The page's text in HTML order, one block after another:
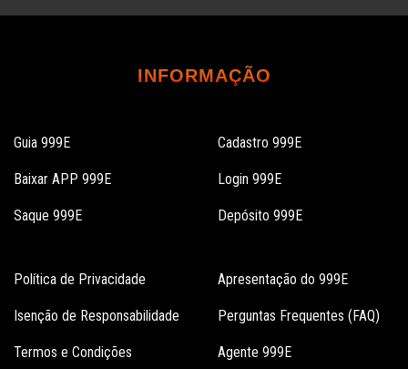
INFORMAÇÃO
Guia 999E
Baixar APP 999E
Saque 999E
Cadastro 999E
Login 999E
Depósito 999E
Política de Privacidade
Isenção de Responsabilidade
Termos e Condições
Apresentação do 999E
Perguntas Frequentes (FAQ)
Agente 999E